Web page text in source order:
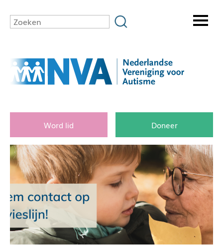
Word lid Doneer